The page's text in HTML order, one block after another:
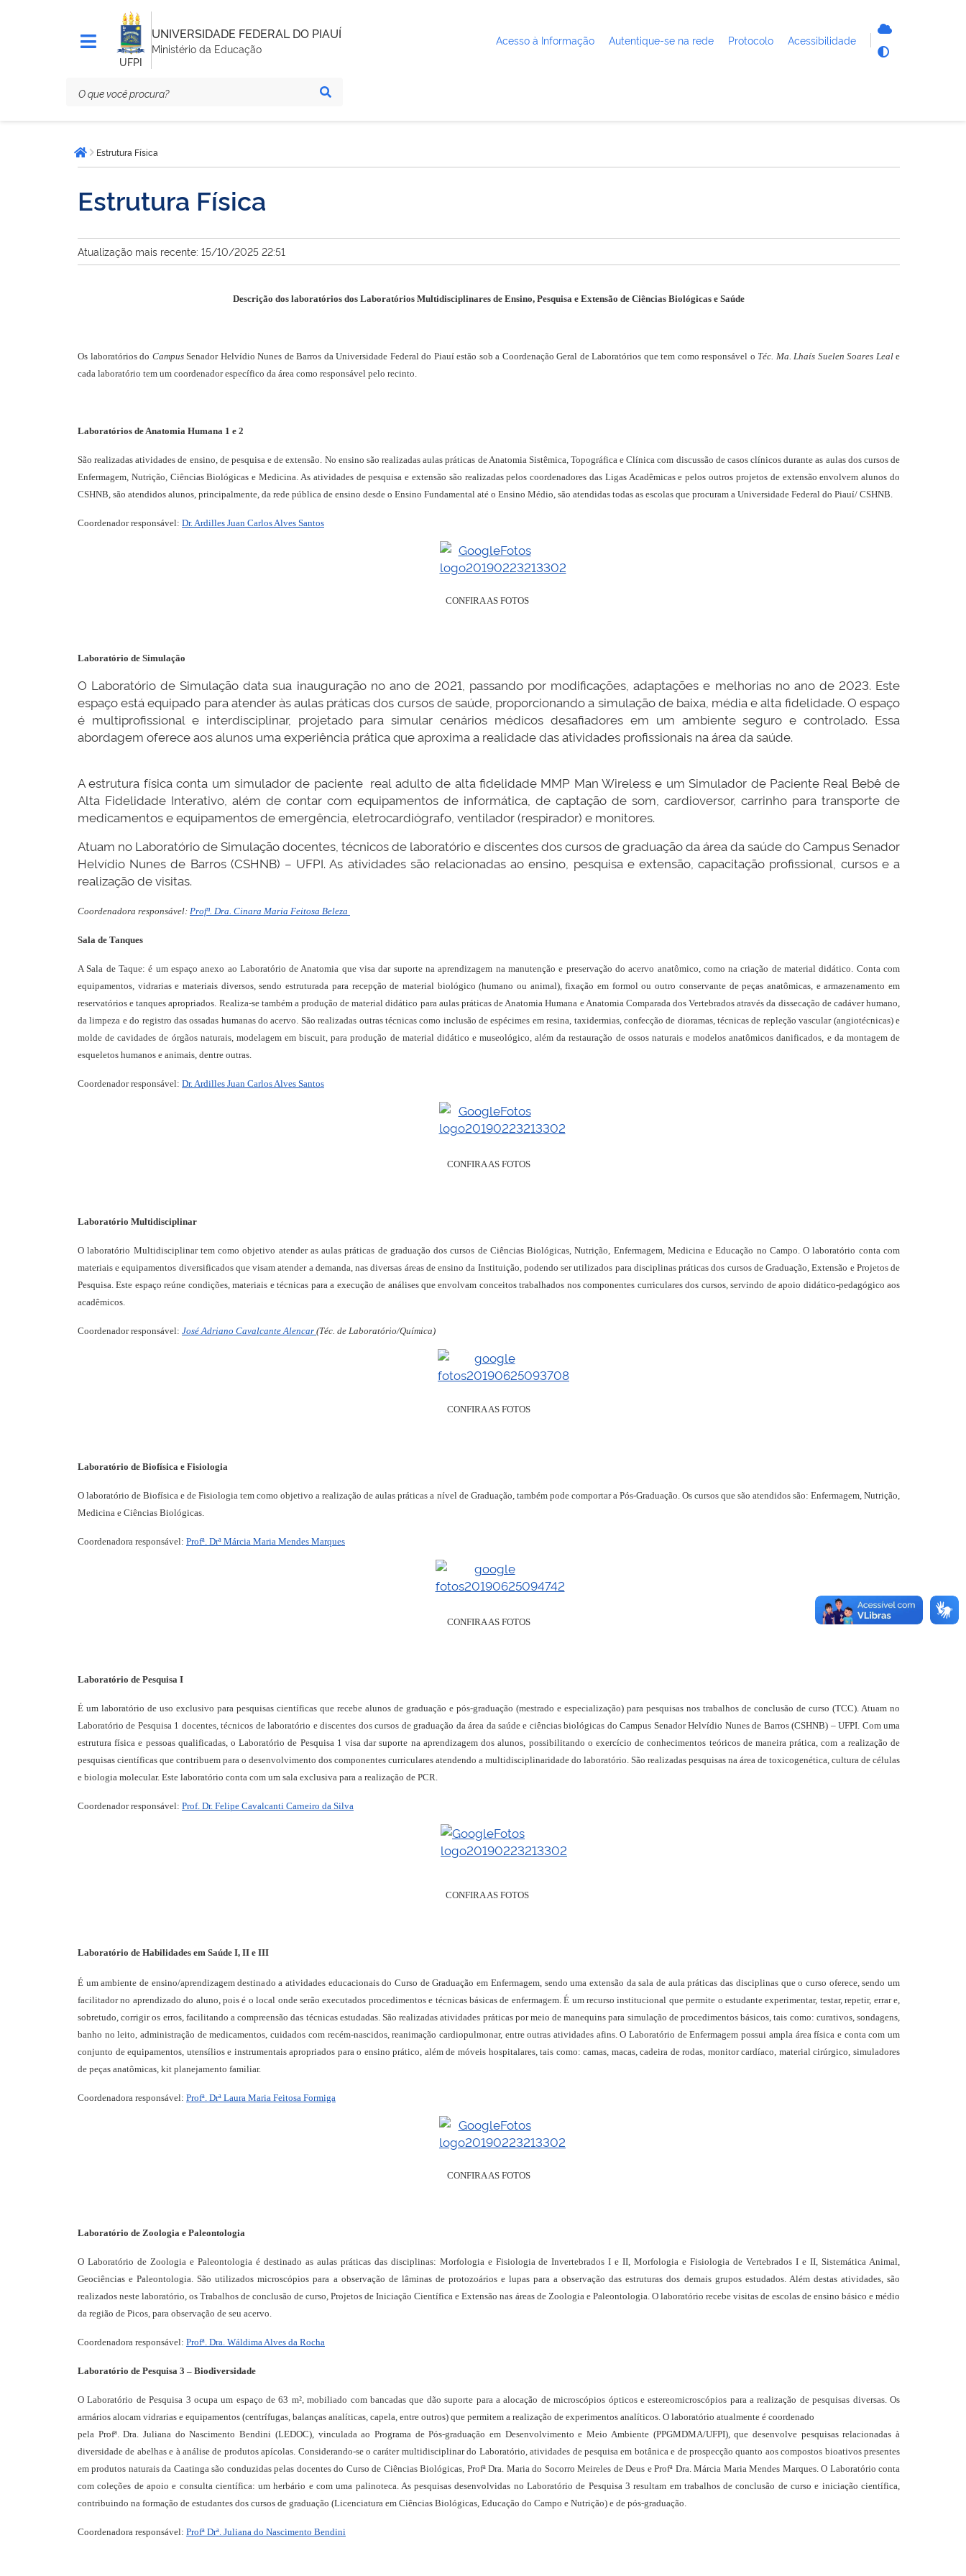
UFPI
UNIVERSIDADE FEDERAL DO PIAUÍ
Ministério da Educação
Acesso à Informação Autentique-se na rede Protocolo Acessibilidade
está
aqui:Página inicial
Estrutura Física
Estrutura Física
Atualização mais recente: 15/10/2025 22:51
Descrição dos laboratórios dos Laboratórios Multidisciplinares de Ensino, Pesquisa e Extensão de Ciências Biológicas e Saúde
Os laboratórios do CampusSenador Helvídio Nunes de Barros da Universidade Federal do Piauí estão sob a Coordenação Geral de Laboratórios que tem como responsável o Téc. Ma. Lhaís Suelen Soares Leale
cada laboratório tem um coordenador específico da área como responsável pelo recinto.
Laboratórios de Anatomia Humana 1 e 2
São realizadas atividades de ensino, de pesquisa e de extensão. No ensino são realizadas aulas práticas de Anatomia Sistêmica, Topográfica e Clínica com discussão de casos clínicos durante as aulas dos cursos de
Enfermagem, Nutrição, Ciências Biológicas e Medicina. As atividades de pesquisa e extensão são realizadas pelos coordenadores das Ligas Acadêmicas e pelos outros projetos de extensão envolvem alunos do
CSHNB, são atendidos alunos, principalmente, da rede pública de ensino desde o Ensino Fundamental até o Ensino Médio, são atendidas todas as escolas que procuram a Universidade Federal do Piauí/ CSHNB.
Coordenador responsável: Dr. Ardilles Juan Carlos Alves Santos
CONFIRA AS FOTOS
Laboratório de Simulação
O Laboratório de Simulação data sua inauguração no ano de 2021, passando por modificações, adaptações e melhorias no ano de 2023. Este
espaço está equipado para atender às aulas práticas dos cursos de saúde, proporcionando a simulação de baixa, média e alta fidelidade. O espaço
é multiprofissional e interdisciplinar, projetado para simular cenários médicos desafiadores em um ambiente seguro e controlado. Essa
abordagem oferece aos alunos uma experiência prática que aproxima a realidade das atividades profissionais na área da saúde.
A estrutura física conta um simulador de paciente real adulto de alta fidelidade MMP Man Wireless e um Simulador de Paciente Real Bebê de
Alta Fidelidade Interativo, além de contar com equipamentos de informática, de captação de som, cardioversor, carrinho para transporte de
medicamentos e equipamentos de emergência, eletrocardiógrafo, ventilador (respirador) e monitores.
Atuam no Laboratório de Simulação docentes, técnicos de laboratório e discentes dos cursos de graduação da área da saúde do Campus Senador
Helvídio Nunes de Barros (CSHNB) – UFPI. As atividades são relacionadas ao ensino, pesquisa e extensão, capacitação profissional, cursos e a
realização de visitas.
Coordenadora responsável: Profª. Dra. Cinara Maria Feitosa Beleza
Sala de Tanques
A Sala de Taque: é um espaço anexo ao Laboratório de Anatomia que visa dar suporte na aprendizagem na manutenção e preservação do acervo anatômico, como na criação de material didático. Conta com
equipamentos, vidrarias e materiais diversos, sendo estruturada para recepção de material biológico (humano ou animal), fixação em formol ou outro conservante de peças anatômicas, e armazenamento em
reservatórios e tanques apropriados. Realiza-se também a produção de material didático para aulas práticas de Anatomia Humana e Anatomia Comparada dos Vertebrados através da dissecação de cadáver humano,
da limpeza e do registro das ossadas humanas do acervo. São realizadas outras técnicas como inclusão de espécimes em resina, taxidermias, confecção de dioramas, técnicas de repleção vascular (angiotécnicas) e
molde de cavidades de órgãos naturais, modelagem em biscuit, para produção de material didático e museológico, além da restauração de ossos naturais e modelos anatômicos danificados, e da montagem de
esqueletos humanos e animais, dentre outras.
Coordenador responsável: Dr. Ardilles Juan Carlos Alves Santos
CONFIRA AS FOTOS
Laboratório Multidisciplinar
O laboratório Multidisciplinar tem como objetivo atender as aulas práticas de graduação dos cursos de Ciências Biológicas, Nutrição, Enfermagem, Medicina e Educação no Campo. O laboratório conta com
materiais e equipamentos diversificados que visam atender a demanda, nas diversas áreas de ensino da Instituição, podendo ser utilizados para disciplinas práticas dos cursos de Graduação, Extensão e Projetos de
Pesquisa. Este espaço reúne condições, materiais e técnicas para a execução de análises que envolvam conceitos trabalhados nos componentes curriculares dos cursos, servindo de apoio didático-pedagógico aos
acadêmicos.
Coordenador responsável: José Adriano Cavalcante Alencar (Téc. de Laboratório/Química)
CONFIRA AS FOTOS
Laboratório de Biofísica e Fisiologia
O laboratório de Biofísica e de Fisiologia tem como objetivo a realização de aulas práticas a nível de Graduação, também pode comportar a Pós-Graduação. Os cursos que são atendidos são: Enfermagem, Nutrição,
Medicina e Ciências Biológicas.
Coordenadora responsável: Profª. Drª Márcia Maria Mendes Marques
CONFIRA AS FOTOS
Laboratório de Pesquisa I
É um laboratório de uso exclusivo para pesquisas científicas que recebe alunos de graduação e pós-graduação (mestrado e especialização) para pesquisas nos trabalhos de conclusão de curso (TCC). Atuam no
Laboratório de Pesquisa 1 docentes, técnicos de laboratório e discentes dos cursos de graduação da área da saúde e ciências biológicas do Campus Senador Helvídio Nunes de Barros (CSHNB) – UFPI. Com uma
estrutura física e pessoas qualificadas, o Laboratório de Pesquisa 1 visa dar suporte na aprendizagem dos alunos, possibilitando o exercício de conhecimentos teóricos de maneira prática, com a realização de
pesquisas científicas que contribuem para o desenvolvimento dos componentes curriculares atendendo a multidisciplinaridade do laboratório. São realizadas pesquisas na área de toxicogenética, cultura de células
e biologia molecular. Este laboratório conta com um sala exclusiva para a realização de PCR.
Coordenador responsável: Prof. Dr. Felipe Cavalcanti Carneiro da Silva
CONFIRA AS FOTOS
Laboratório de Habilidades em Saúde I, II e III
É um ambiente de ensino/aprendizagem destinado a atividades educacionais do Curso de Graduação em Enfermagem, sendo uma extensão da sala de aula práticas das disciplinas que o curso oferece, sendo um
facilitador no aprendizado do aluno, pois é o local onde serão executados procedimentos e técnicas básicas de enfermagem. É um recurso institucional que permite o estudante experimentar, testar, repetir, errar e,
sobretudo, corrigir os erros, facilitando a compreensão das técnicas estudadas. São realizadas atividades práticas por meio de manequins para simulação de procedimentos básicos, tais como: curativos, sondagens,
banho no leito, administração de medicamentos, cuidados com recém-nascidos, reanimação cardiopulmonar, entre outras atividades afins. O Laboratório de Enfermagem possui ampla área física e conta com um
conjunto de equipamentos, utensílios e instrumentais apropriados para o ensino prático, além de móveis hospitalares, tais como: camas, macas, cadeira de rodas, monitor cardíaco, material cirúrgico, simuladores
de peças anatômicas, kit planejamento familiar.
Coordenadora responsável: Profª. Drª Laura Maria Feitosa Formiga
CONFIRA AS FOTOS
Laboratório de Zoologia e Paleontologia
O Laboratório de Zoologia e Paleontologia é destinado as aulas práticas das disciplinas: Morfologia e Fisiologia de Invertebrados I e II, Morfologia e Fisiologia de Vertebrados I e II, Sistemática Animal,
Geociências e Paleontologia. São utilizados microscópios para a observação de lâminas de protozoários e lupas para a observação das estruturas dos demais grupos estudados. Além destas atividades, são
realizados neste laboratório, os Trabalhos de conclusão de curso, Projetos de Iniciação Científica e Extensão nas áreas de Zoologia e Paleontologia. O laboratório recebe visitas de escolas de ensino básico e médio
da região de Picos, para observação de seu acervo.
Coordenadora responsável: Profª. Dra. Wáldima Alves da Rocha
Laboratório de Pesquisa 3 – Biodiversidade
O Laboratório de Pesquisa 3 ocupa um espaço de 63 m², mobiliado com bancadas que dão suporte para a alocação de microscópios ópticos e estereomicroscópios para a realização de pesquisas diversas. Os
armários alocam vidrarias e equipamentos (centrífugas, balanças analíticas, capela, entre outros) que permitem a realização de experimentos analíticos. O laboratório atualmente é coordenado
pela Profª. Dra. Juliana do Nascimento Bendini (LEDOC), vinculada ao Programa de Pós-graduação em Desenvolvimento e Meio Ambiente (PPGMDMA/UFPI), que desenvolve pesquisas relacionadas à
diversidade de abelhas e à análise de produtos apícolas. Considerando-se o caráter multidisciplinar do Laboratório, atividades de pesquisa em botânica e de prospecção quanto aos compostos bioativos presentes
em produtos naturais da Caatinga são conduzidas pelas docentes do Curso de Ciências Biológicas, Profª Dra. Maria do Socorro Meireles de Deus e Profª Dra. Márcia Maria Mendes Marques. O Laboratório conta
com coleções de apoio e consulta científica: um herbário e com uma palinoteca. As pesquisas desenvolvidas no Laboratório de Pesquisa 3 resultam em trabalhos de conclusão de curso e iniciação científica,
contribuindo na formação de estudantes dos cursos de graduação (Licenciatura em Ciências Biológicas, Educação do Campo e Nutrição) e de pós-graduação.
Coordenadora responsável: Profª Drª. Juliana do Nascimento Bendini